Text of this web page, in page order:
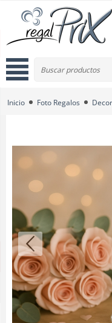
Inicio Foto Regalos